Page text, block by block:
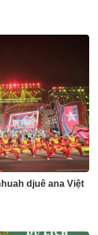
djuê ana Việt